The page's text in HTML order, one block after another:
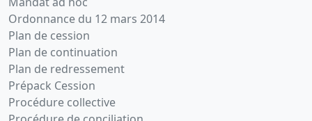
Ordonnance du 12 mars 2014
Plan de cession
Plan de continuation
Plan de redressement
Prépack Cession
Procédure collective